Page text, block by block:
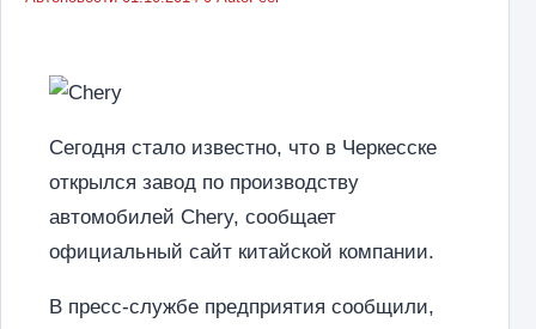
Сегодня стало известно, что в Черкесске
открылся завод по производству
автомобилей Chery, сообщает
официальный сайт китайской компании.
В пресс-службе предприятия сообщили,